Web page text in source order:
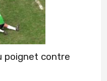
poignet contre